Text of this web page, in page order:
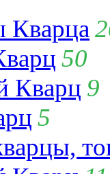
Кварца
50
Кварц 9
5